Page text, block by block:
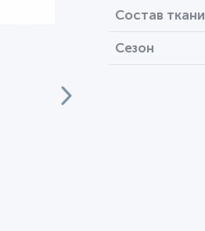
Состав ткани
Сезон